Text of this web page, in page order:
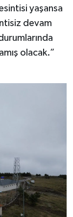
yaşansa
devam
olacak.”